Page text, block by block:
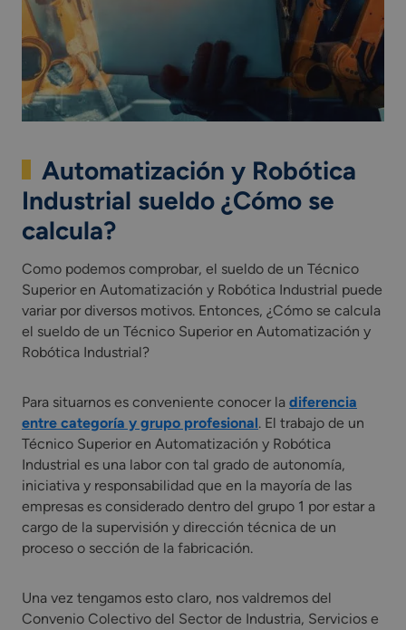
Automatización y Robótica
Industrial sueldo ¿Cómo se
calcula?
Como podemos comprobar, el sueldo de un Técnico
Superior en Automatización y Robótica Industrial puede
variar por diversos motivos. Entonces, ¿Cómo se calcula
el sueldo de un Técnico Superior en Automatización y
Robótica Industrial?
Para situarnos es conveniente conocer la diferencia
entre categoría y grupo profesional. El trabajo de un
Técnico Superior en Automatización y Robótica
Industrial es una labor con tal grado de autonomía,
iniciativa y responsabilidad que en la mayoría de las
empresas es considerado dentro del grupo 1 por estar a
cargo de la supervisión y dirección técnica de un
proceso o sección de la fabricación.
Una vez tengamos esto claro, nos valdremos del
Convenio Colectivo del Sector de Industria, Servicios e